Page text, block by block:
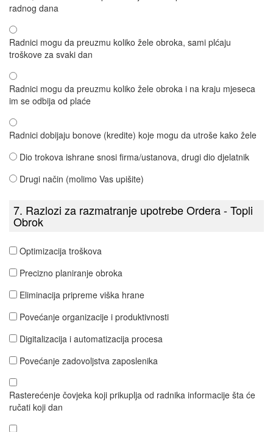
radnog dana
Radnici mogu da preuzmu koliko žele obroka, sami plćaju
troškove za svaki dan
Radnici mogu da preuzmu koliko žele obroka i na kraju mjeseca
im se odbija od plaće
Radnici dobijaju bonove (kredite) koje mogu da utroše kako žele
Dio trokova ishrane snosi firma/ustanova, drugi dio djelatnik
Drugi način (molimo Vas upišite)
7. Razlozi za razmatranje upotrebe Ordera - Topli
Obrok
Optimizacija troškova
Precizno planiranje obroka
Eliminacija pripreme viška hrane
Povećanje organizacije i produktivnosti
Digitalizacija i automatizacija procesa
Povećanje zadovoljstva zaposlenika
Rasterećenje čovjeka koji prikuplja od radnika informacije šta će
ručati koji dan